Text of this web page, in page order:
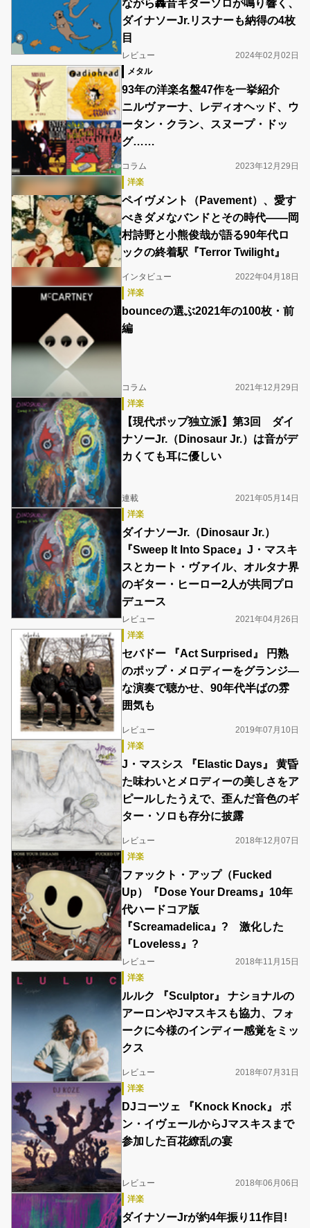
ながら轟音ギターソロが鳴り響く、
ダイナソーJr.リスナーも納得の4枚
目
レビュー
2024年02月02日
メタル
93年の洋楽名盤47作を一挙紹介
ニルヴァーナ、レディオヘッド、ウ
ータン・クラン、スヌープ・ドッ
グ……
コラム
2023年12月29日
洋楽
ペイヴメント（Pavement）、愛す
べきダメなバンドとその時代――岡
村詩野と小熊俊哉が語る90年代ロ
ックの終着駅『Terror Twilight』
インタビュー
2022年04月18日
洋楽
bounceの選ぶ2021年の100枚・前
編
コラム
2021年12月29日
洋楽
【現代ポップ独立派】第3回 ダイ
ナソーJr.（Dinosaur Jr.）は音がデ
カくても耳に優しい
連載
2021年05月14日
洋楽
ダイナソーJr.（Dinosaur Jr.）
『Sweep It Into Space』J・マスキ
スとカート・ヴァイル、オルタナ界
のギター・ヒーロー2人が共同プロ
デュース
レビュー
2021年04月26日
洋楽
セバドー 『Act Surprised』 円熟
のポップ・メロディーをグランジ―
な演奏で聴かせ、90年代半ばの雰
囲気も
レビュー
2019年07月10日
洋楽
J・マスシス 『Elastic Days』 黄昏
た味わいとメロディーの美しさをア
ピールしたうえで、歪んだ音色のギ
ター・ソロも存分に披露
レビュー
2018年12月07日
洋楽
ファックト・アップ（Fucked
Up）『Dose Your Dreams』10年
代ハードコア版
『Screamadelica』? 激化した
『Loveless』?
レビュー
2018年11月15日
洋楽
ルルク 『Sculptor』 ナショナルの
アーロンやJマスキスも協力、フォ
ークに今様のインディー感覚をミッ
クス
レビュー
2018年07月31日
洋楽
DJコーツェ 『Knock Knock』 ボ
ン・イヴェールからJマスキスまで
参加した百花繚乱の宴
レビュー
2018年06月06日
洋楽
ダイナソーJrが約4年振り11作目!